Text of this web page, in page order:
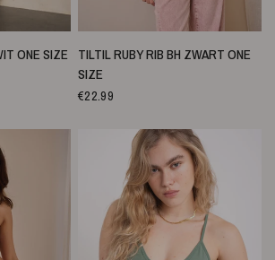
ONE SIZE
QUICK VIEW
TILTIL RUBY RIB BH ZWART ONE
SIZE
€22.99